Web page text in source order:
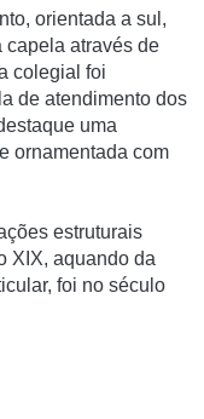
orientada a sul,
capela através de
colegial foi
de atendimento dos
uma
ornamentada com
estruturais
XIX, aquando da
foi no século